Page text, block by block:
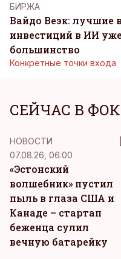
БИРЖА
Вайдо Веэк: лучшие
инвестиций в ИИ
большинство
Конкретные точки входа
СЕЙЧАС В
НОВОСТИ
07.08.26, 06:00
«Эстонский
волшебник» пустил
пыль в глаза США и
Канаде – стартап
беженца сулил
вечную батарейку